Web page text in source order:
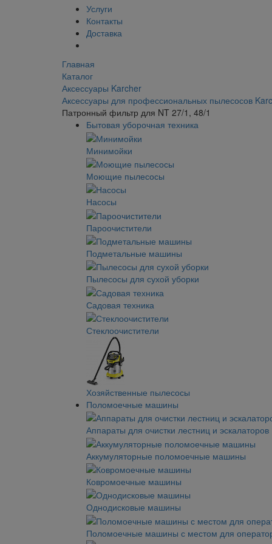
Услуги
Контакты
Доставка
Главная
Каталог
Аксессуары Karcher
Аксессуары для профессиональных пылесосов
Патронный фильтр для NT 27/1, 48/1
Бытовая уборочная техника
Минимойки
Моющие пылесосы
Насосы
Пароочистители
Подметальные машины
Пылесосы для сухой уборки
Садовая техника
Стеклоочистители
Хозяйственные пылесосы
Поломоечные машины
Аппараты для очистки лестниц и эскалаторов
Аккумуляторные поломоечные машины
Ковромоечные машины
Однодисковые машины
Поломоечные машины с местом для